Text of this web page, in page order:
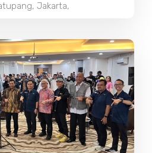
Jakarta,